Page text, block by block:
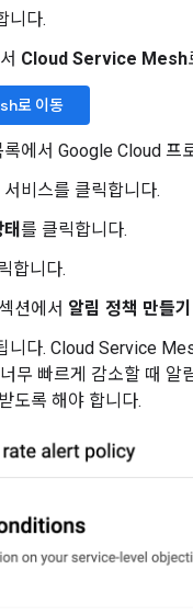
니다.
Cloud Service Mesh
로 이동
에서 Google Cloud 프
비스를 클릭합니다.
를 클릭합니다.
합니다.
섹션에서 알림 정책 만들기
니다. Cloud Service
무 빠르게 감소할 때 알
도록 해야 합니다.